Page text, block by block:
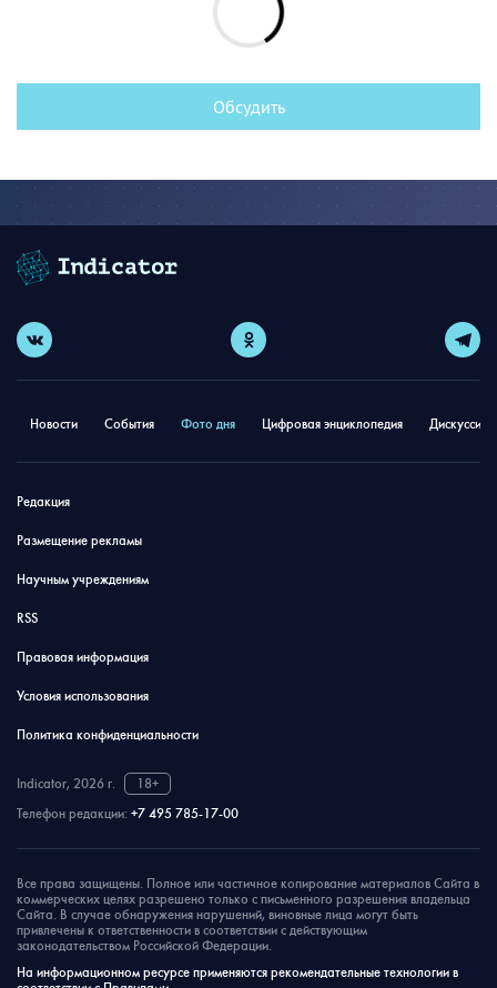
Обсудить
Новости События Фото дня Цифровая энциклопедия
Редакция
Размещение рекламы
Научным учреждениям
RSS
Правовая информация
Условия использования
Политика конфиденциальности
Indicator, 2026 г.
18+
Телефон редакции: +7 495 785-17-00
Все права защищены. Полное или частичное копирование материалов Сайта в
коммерческих целях разрешено только с письменного разрешения владельца
Сайта. В случае обнаружения нарушений, виновные лица могут быть
привлечены к ответственности в соответствии с действующим
законодательством Российской Федерации.
На информационном ресурсе применяются рекомендательные технологии в